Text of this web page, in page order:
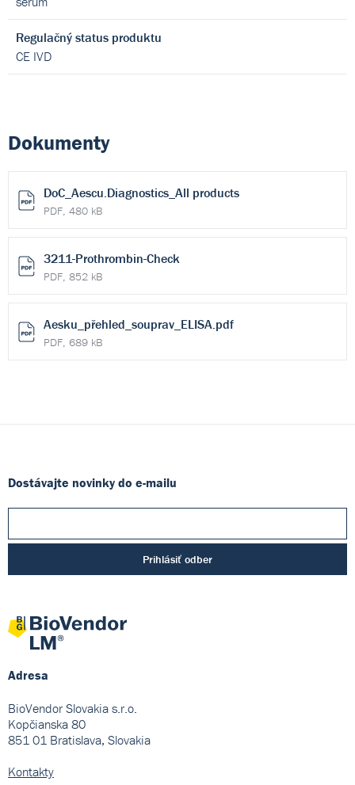
Regulačný status produktu
CE IVD
Dokumenty
DoC_Aescu.Diagnostics_All products
PDF, 480 kB
3211-Prothrombin-Check
PDF, 852 kB
Aesku_přehled_souprav_ELISA.pdf
PDF, 689 kB
Dostávajte novinky do e-mailu
Prihlásiť odber
Adresa
BioVendor Slovakia s.r.o.
Kopčianska 80
851 01 Bratislava, Slovakia
Kontakty